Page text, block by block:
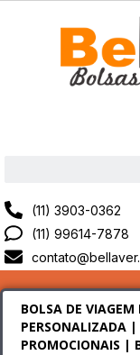
(11) 3903-0362
(11) 99614-7878
BOLSA DE
PERSONALIZADA
PROMOCIONAIS |